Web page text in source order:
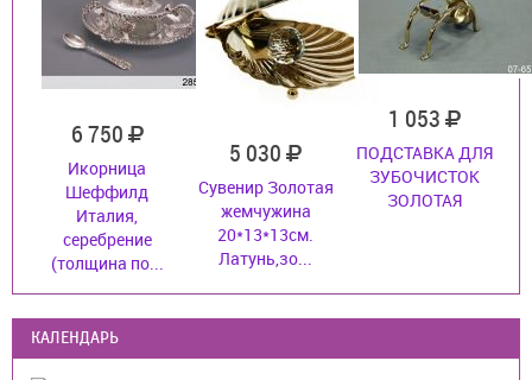
6 750
Икорница
Шеффилд
Италия,
серебрение
(толщина по...
5 030
Сувенир Золотая
жемчужина
20*13*13см.
Латунь,зо...
1 053
ПОДСТАВКА ДЛЯ
ЗУБОЧИСТОК
ЗОЛОТАЯ
КАЛЕНДАРЬ